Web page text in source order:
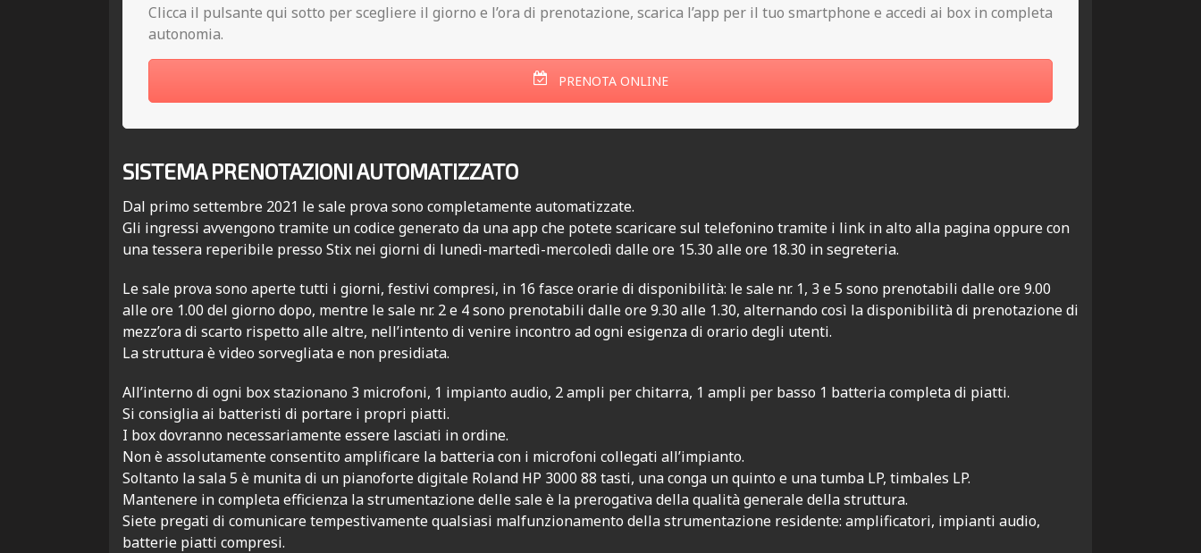
Clicca il pulsante qui sotto per scegliere il giorno e l’ora di prenotazione, scarica l’app per il tuo smartphone e accedi ai box in completa
autonomia.
PRENOTA ONLINE
SISTEMA PRENOTAZIONI AUTOMATIZZATO
Dal primo settembre 2021 le sale prova sono completamente automatizzate.
Gli ingressi avvengono tramite un codice generato da una app che potete scaricare sul telefonino tramite i link in alto alla pagina oppure con
una tessera reperibile presso Stix nei giorni di lunedì-martedì-mercoledì dalle ore 15.30 alle ore 18.30 in segreteria.
Le sale prova sono aperte tutti i giorni, festivi compresi, in 16 fasce orarie di disponibilità: le sale nr. 1, 3 e 5 sono prenotabili dalle ore 9.00
alle ore 1.00 del giorno dopo, mentre le sale nr. 2 e 4 sono prenotabili dalle ore 9.30 alle 1.30, alternando così la disponibilità di prenotazione di
mezz’ora di scarto rispetto alle altre, nell’intento di venire incontro ad ogni esigenza di orario degli utenti.
La struttura è video sorvegliata e non presidiata.
All’interno di ogni box stazionano 3 microfoni, 1 impianto audio, 2 ampli per chitarra, 1 ampli per basso 1 batteria completa di piatti.
Si consiglia ai batteristi di portare i propri piatti.
I box dovranno necessariamente essere lasciati in ordine.
Non è assolutamente consentito amplificare la batteria con i microfoni collegati all’impianto.
Soltanto la sala 5 è munita di un pianoforte digitale Roland HP 3000 88 tasti, una conga un quinto e una tumba LP, timbales LP.
Mantenere in completa efficienza la strumentazione delle sale è la prerogativa della qualità generale della struttura.
Siete pregati di comunicare tempestivamente qualsiasi malfunzionamento della strumentazione residente: amplificatori, impianti audio,
batterie piatti compresi.